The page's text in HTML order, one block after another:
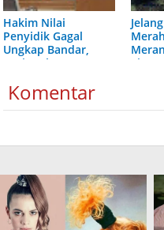
Hakim Nilai
Penyidik Gagal
Ungkap Bandar,
Kurir Sabu 30 Kg
Penjara
Komentar